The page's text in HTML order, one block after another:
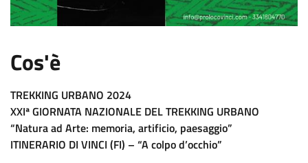
Cos'è:
TREKKING URBANO 2024
XXIª GIORNATA NAZIONALE DEL TREKKING URBANO
“Natura ad Arte: memoria, artificio, paesaggio”
ITINERARIO DI VINCI (FI) – “A colpo d’occhio”